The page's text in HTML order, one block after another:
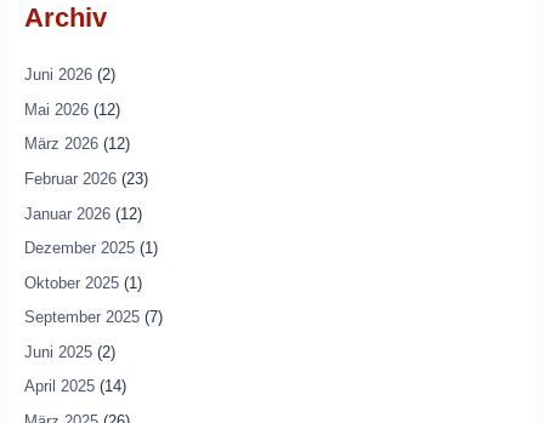
Archiv
Juni 2026(2)
Mai 2026(12)
März 2026(12)
Februar 2026(23)
Januar 2026(12)
Dezember 2025(1)
Oktober 2025(1)
September 2025(7)
Juni 2025(2)
April 2025(14)